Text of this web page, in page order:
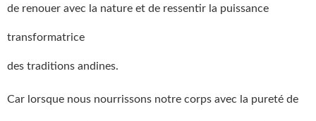
de renouer avec la nature et de ressentir la puissance
transformatrice
des traditions andines.
Car lorsque nous nourrissons notre corps avec la pureté de